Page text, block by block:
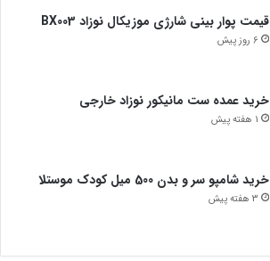
قیمت پوار بینی شارژی موزیکال نوزاد BX003
6 روز پیش
خرید عمده ست مانیکور نوزاد خارجی
1 هفته پیش
خرید شامپو سر و بدن 500 میل کودک موستلا
3 هفته پیش